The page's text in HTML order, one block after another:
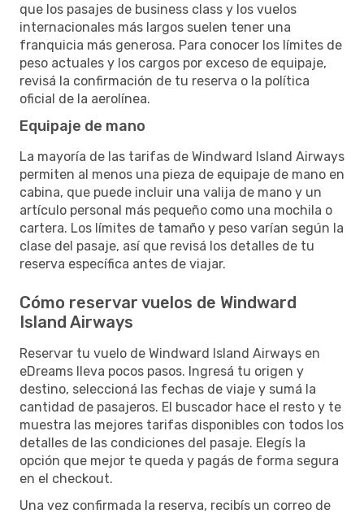
que los pasajes de business class y los vuelos
internacionales más largos suelen tener una
franquicia más generosa. Para conocer los límites de
peso actuales y los cargos por exceso de equipaje,
revisá la confirmación de tu reserva o la política
oficial de la aerolínea.
Equipaje de mano
La mayoría de las tarifas de Windward Island Airways
permiten al menos una pieza de equipaje de mano en
cabina, que puede incluir una valija de mano y un
artículo personal más pequeño como una mochila o
cartera. Los límites de tamaño y peso varían según la
clase del pasaje, así que revisá los detalles de tu
reserva específica antes de viajar.
Cómo reservar vuelos de Windward
Island Airways
Reservar tu vuelo de Windward Island Airways en
eDreams lleva pocos pasos. Ingresá tu origen y
destino, seleccioná las fechas de viaje y sumá la
cantidad de pasajeros. El buscador hace el resto y te
muestra las mejores tarifas disponibles con todos los
detalles de las condiciones del pasaje. Elegís la
opción que mejor te queda y pagás de forma segura
en el checkout.
Una vez confirmada la reserva, recibís un correo de